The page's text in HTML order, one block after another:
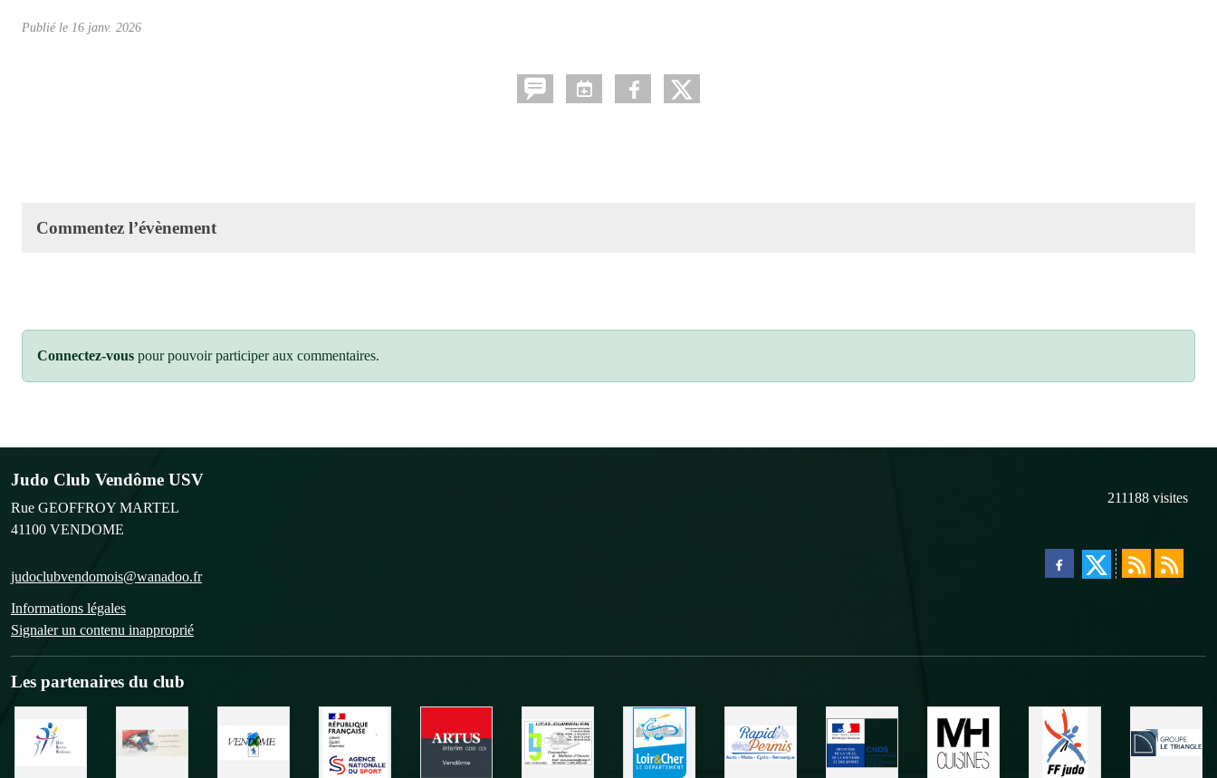
Publié le 16 janv. 2026
Commentez l’évènement
Connectez-vous pour pouvoir participer aux commentaires.
Judo Club Vendôme USV
Rue GEOFFROY MARTEL
41100 VENDOME
judoclubvendomois@wanadoo.fr
Informations légales
Signaler un contenu inapproprié
211188 visites
Les partenaires du club